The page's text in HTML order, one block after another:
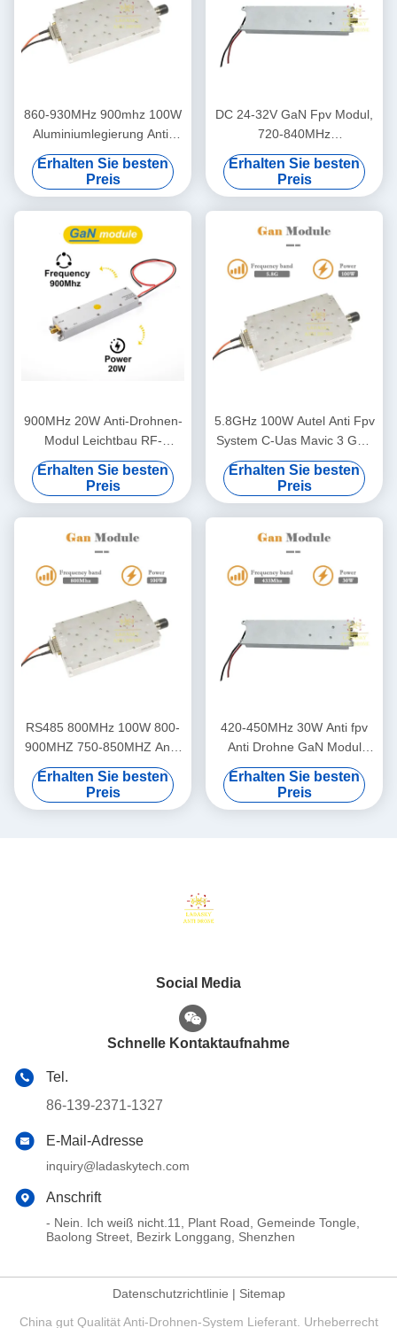
860-930MHz 900mhz 100W
Aluminiumlegierung Anti-
Drohnen-Modul Anti-UAV-
HF-Leistungsverstärker-
Modul
Erhalten Sie besten
Preis
DC 24-32V GaN Fpv Modul,
720-840MHz
Drohnenverteidigungsmodul
Erhalten Sie besten
Preis
900MHz 20W Anti-Drohnen-
Modul Leichtbau RF-
Verstärkung für
Drohnenverteidigung
Erhalten Sie besten
Preis
5.8GHz 100W Autel Anti Fpv
System C-Uas Mavic 3 GaN
RF Leistungsverstärker
Modul Standort Anti Drohne
Anti Dji Anti Autel Anti UAV
Erhalten Sie besten
Preis
RS485 800MHz 100W 800-
900MHZ 750-850MHZ Anti-
Drohnen-Modul HF-
Leistungsverstärker-Modul
für Anti-UAV LDSK 24-32V
Erhalten Sie besten
Preis
420-450MHz 30W Anti fpv
Anti Drohne GaN Modul
Drohne Verteidigungsmodul
mit 1-1.5dB Leistung
Flatness
Erhalten Sie besten
Preis
Social Media
Schnelle Kontaktaufnahme
Tel.
86-139-2371-1327
E-Mail-Adresse
inquiry@ladaskytech.com
Anschrift
- Nein. Ich weiß nicht.11, Plant Road, Gemeinde Tongle,
Baolong Street, Bezirk Longgang, Shenzhen
Datenschutzrichtlinie | Sitemap
China gut Qualität Anti-Drohnen-System Lieferant. Urheberrecht